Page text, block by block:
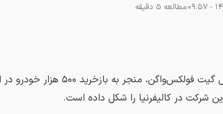
مطالعه 5 دقیقه
رسوایی دیزل گیت فولکس‌واگن،
شرکت در کالیفرنیا را شکل داده است.